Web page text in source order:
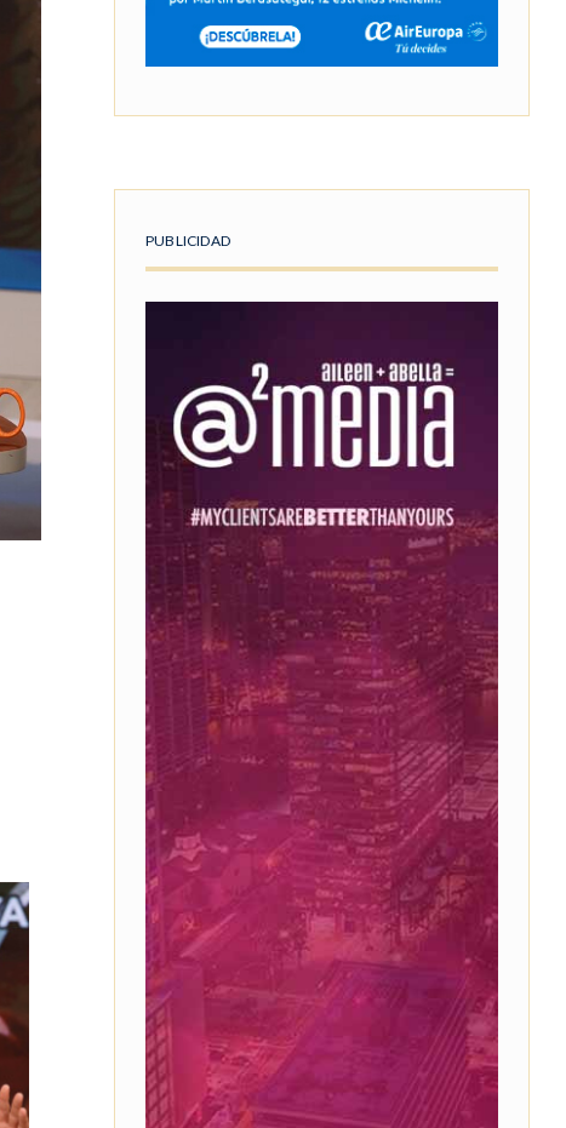
PUBLICIDAD